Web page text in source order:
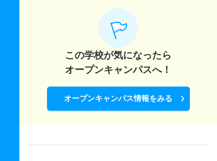
この学校が気になったら
オープンキャンパスへ！
オープンキャンパス情報をみる